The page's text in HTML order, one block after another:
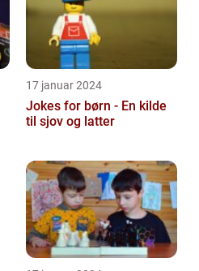
17 januar 2024
Jokes for børn - En kilde
til sjov og latter